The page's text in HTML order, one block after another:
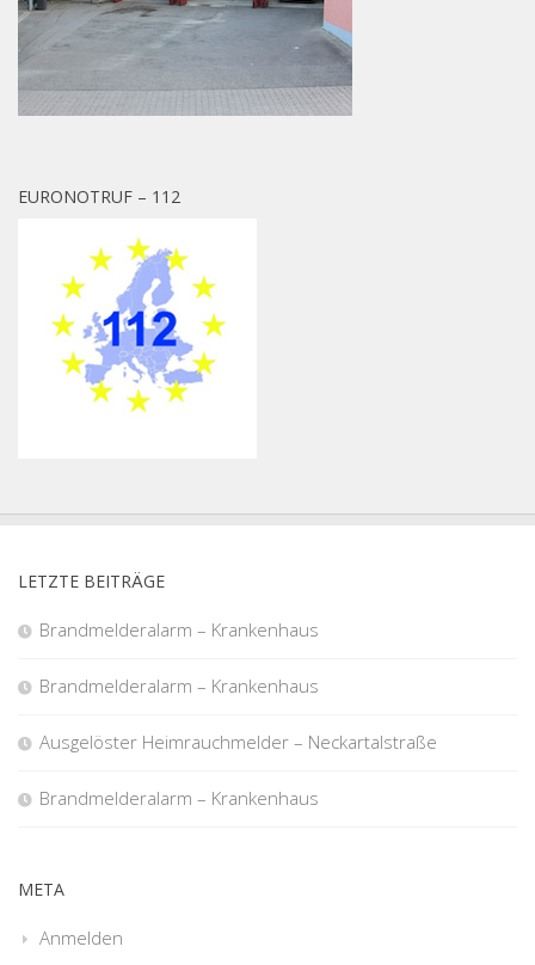
EURONOTRUF – 112
LETZTE BEITRÄGE
Brandmelderalarm – Krankenhaus
Brandmelderalarm – Krankenhaus
Ausgelöster Heimrauchmelder – Neckartalstraße
Brandmelderalarm – Krankenhaus
META
Anmelden